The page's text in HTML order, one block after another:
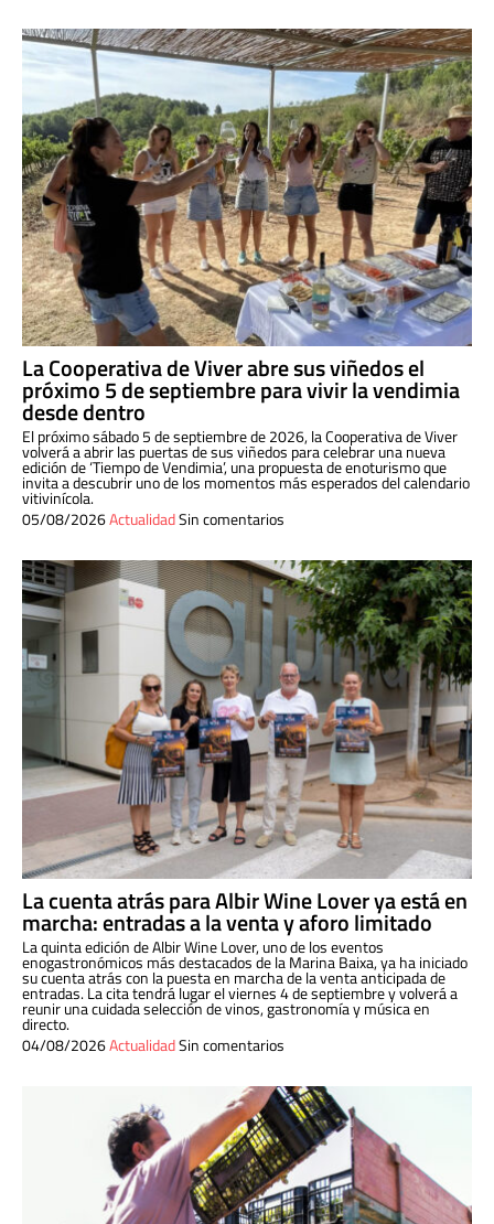
La Cooperativa de Viver abre sus viñedos el
próximo 5 de septiembre para vivir la vendimia
desde dentro
El próximo sábado 5 de septiembre de 2026, la Cooperativa de Viver
volverá a abrir las puertas de sus viñedos para celebrar una nueva
edición de ‘Tiempo de Vendimia’, una propuesta de enoturismo que
invita a descubrir uno de los momentos más esperados del calendario
vitivinícola.
05/08/2026ActualidadSin comentarios
La cuenta atrás para Albir Wine Lover ya está en
marcha: entradas a la venta y aforo limitado
La quinta edición de Albir Wine Lover, uno de los eventos
enogastronómicos más destacados de la Marina Baixa, ya ha iniciado
su cuenta atrás con la puesta en marcha de la venta anticipada de
entradas. La cita tendrá lugar el viernes 4 de septiembre y volverá a
reunir una cuidada selección de vinos, gastronomía y música en
directo.
04/08/2026ActualidadSin comentarios